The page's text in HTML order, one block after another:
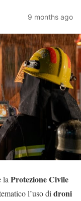
9 months ago
laProtezione Civile
l’uso didroni